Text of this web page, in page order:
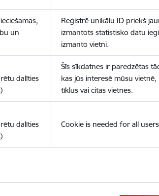
un
Reģistrē unikālu ID priekš
izmantots statistisko datu
izmanto vietni.
dalīties
Šīs sīkdatnes ir paredzētas
kas jūs interesē mūsu
tīklus vai citas vietnes.
dalīties
Cookie is needed for all